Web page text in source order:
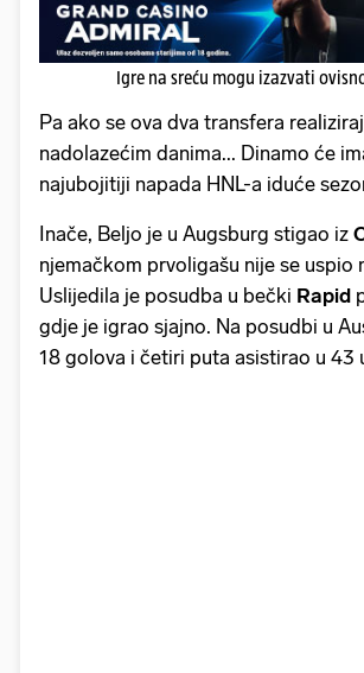
Igre na sreću mogu izazvati
Pa ako se ova dva transfera
nadolazećim danima... Dinamo će
najubojitiji napada HNL-a iduće
Inače, Beljo je u Augsburg stigao iz
njemačkom prvoligašu nije se uspio
Uslijedila je posudba u bečki Rapid
gdje je igrao sjajno. Na posudbi u
18 golova i četiri puta asistirao u 43